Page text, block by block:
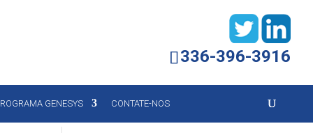
336-396-3916
GENESYS CONTATE-NOS